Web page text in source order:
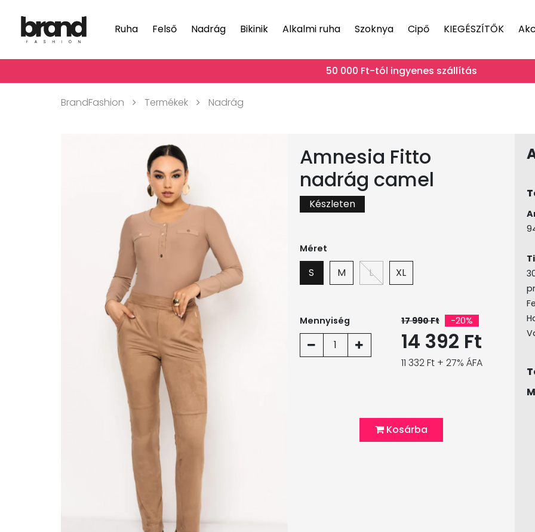
Ruha Felső Nadrág Bikinik Alkalmi ruha Szoknya Cipő KIEGÉSZÍTŐK
50 000 Ft-tól ingyenes szállítás
BrandFashion Termékek Nadrág
Amnesia Fitto
nadrág camel
Készleten
Méret
S M L XL
Mennyiség
1
17 990 Ft -20%
14 392 Ft
11 332 Ft + 27% ÁFA
Kosárba